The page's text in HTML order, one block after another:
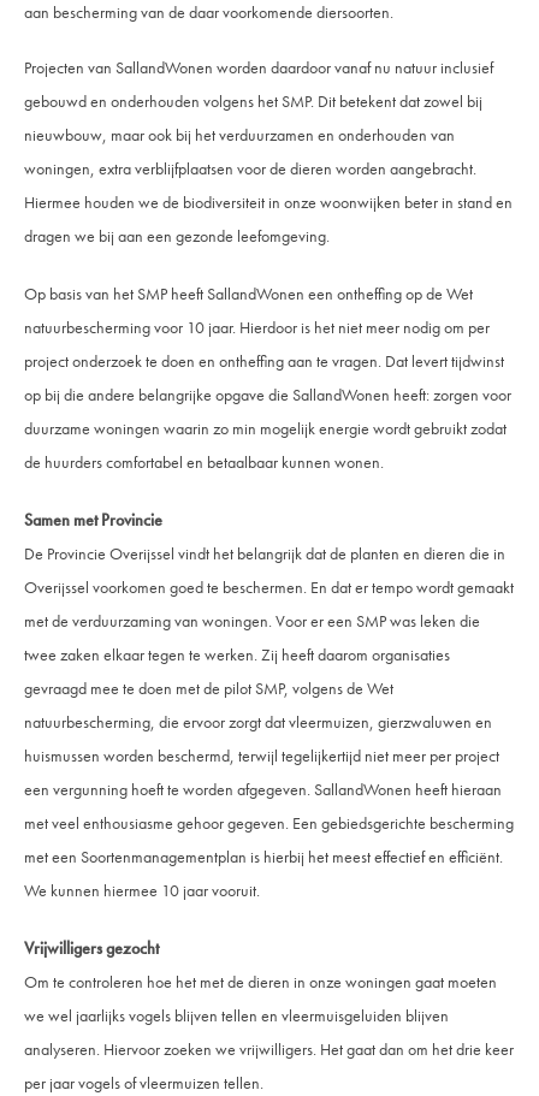
aan bescherming van de daar voorkomende diersoorten.
Projecten van SallandWonen worden daardoor vanaf nu natuur inclusief
gebouwd en onderhouden volgens het SMP. Dit betekent dat zowel bij
nieuwbouw, maar ook bij het verduurzamen en onderhouden van
woningen, extra verblijfplaatsen voor de dieren worden aangebracht.
Hiermee houden we de biodiversiteit in onze woonwijken beter in stand en
dragen we bij aan een gezonde leefomgeving.
Op basis van het SMP heeft SallandWonen een ontheffing op de Wet
natuurbescherming voor 10 jaar. Hierdoor is het niet meer nodig om per
project onderzoek te doen en ontheffing aan te vragen. Dat levert tijdwinst
op bij die andere belangrijke opgave die SallandWonen heeft: zorgen voor
duurzame woningen waarin zo min mogelijk energie wordt gebruikt zodat
de huurders comfortabel en betaalbaar kunnen wonen.
Samen met Provincie
De Provincie Overijssel vindt het belangrijk dat de planten en dieren die in
Overijssel voorkomen goed te beschermen. En dat er tempo wordt gemaakt
met de verduurzaming van woningen. Voor er een SMP was leken die
twee zaken elkaar tegen te werken. Zij heeft daarom organisaties
gevraagd mee te doen met de pilot SMP, volgens de Wet
natuurbescherming, die ervoor zorgt dat vleermuizen, gierzwaluwen en
huismussen worden beschermd, terwijl tegelijkertijd niet meer per project
een vergunning hoeft te worden afgegeven. SallandWonen heeft hieraan
met veel enthousiasme gehoor gegeven. Een gebiedsgerichte bescherming
met een Soortenmanagementplan is hierbij het meest effectief en efficiënt.
We kunnen hiermee 10 jaar vooruit.
Vrijwilligers gezocht
Om te controleren hoe het met de dieren in onze woningen gaat moeten
we wel jaarlijks vogels blijven tellen en vleermuisgeluiden blijven
analyseren. Hiervoor zoeken we vrijwilligers. Het gaat dan om het drie keer
per jaar vogels of vleermuizen tellen.